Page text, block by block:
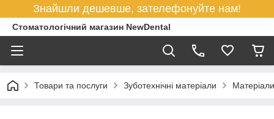
Знайшли дешевше, зателефонуйте нам!
Стоматологічний магазин NewDental
Товари та послуги Зуботехнічні матеріали